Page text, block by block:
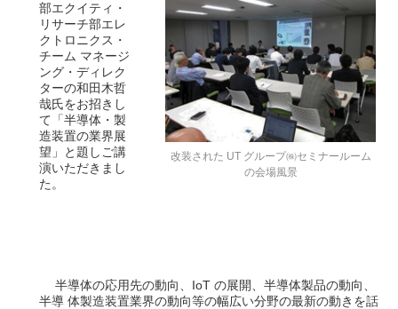
改装された UT グループ㈱セミナールーム
の会場風景
部エクイティ・
リサーチ部エレ
クトロニクス・
チーム マネージ
ング・ディレク
ターの和田木哲
哉氏をお招きし
て「半導体・製
造装置の業界展
望」と題しご講
演いただきまし
た。
半導体の応用先の動向、IoT の展開、半導体製品の動向、
半導 体製造装置業界の動向等の幅広い分野の最新の動きを話